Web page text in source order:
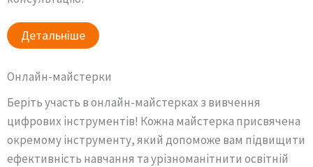
Детальніше
Онлайн-майстерки
Беріть участь в онлайн-майстерках з вивчення
цифрових інструментів! Кожна майстерка присвячена
окремому інструменту, який допоможе вам підвищити
ефективність навчання та урізноманітнити освітній